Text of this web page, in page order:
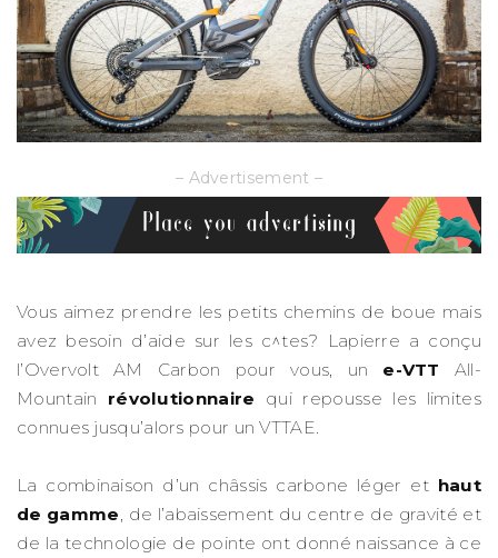
– Advertisement –
Vous aimez prendre les petits chemins de boue mais
avez besoin d’aide sur les c^tes? Lapierre a conçu
l’Overvolt AM Carbon pour vous, un e-VTT All-
Mountain révolutionnaire qui repousse les limites
connues jusqu’alors pour un VTTAE.
La combinaison d’un châssis carbone léger et haut
de gamme, de l’abaissement du centre de gravité et
de la technologie de pointe ont donné naissance à ce